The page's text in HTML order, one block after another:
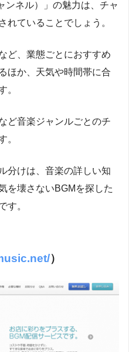
ンネル）」の魅力は、チャ
れていることでしょう。
ど、業態ごとにおすすめ
ほか、天気や時間帯に合
。
ど音楽ジャンルごとのチ
。
分けは、音楽の詳しい知
を壊さないBGMを探した
す。
）